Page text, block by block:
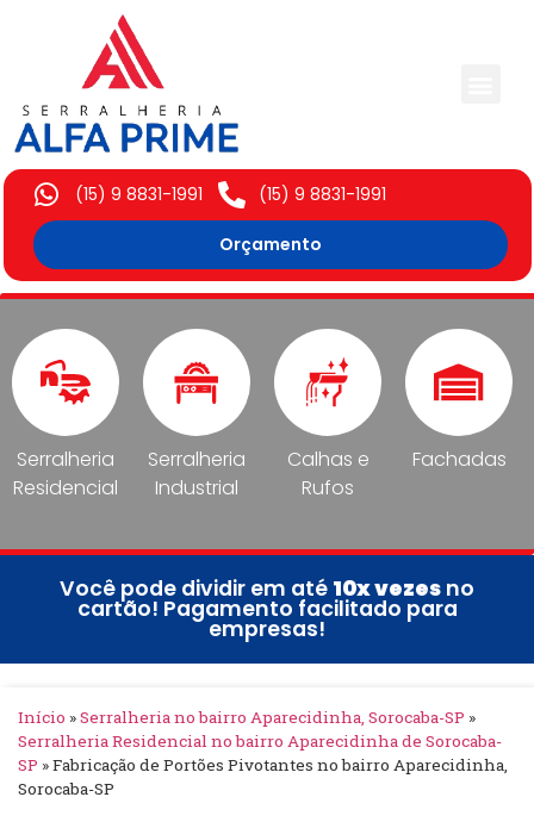
(15) 9 8831-1991 (15) 9 8831-1991
Orçamento
Serralheria
Residencial
Serralheria
Industrial
Calhas e
Rufos
Fachadas
Você pode dividir em até 10x vezes no
cartão! Pagamento facilitado para
empresas!
Início »Serralheria no bairro Aparecidinha, Sorocaba-SP »
Serralheria Residencial no bairro Aparecidinha de Sorocaba-
SP »Fabricação de Portões Pivotantes no bairro Aparecidinha,
Sorocaba-SP